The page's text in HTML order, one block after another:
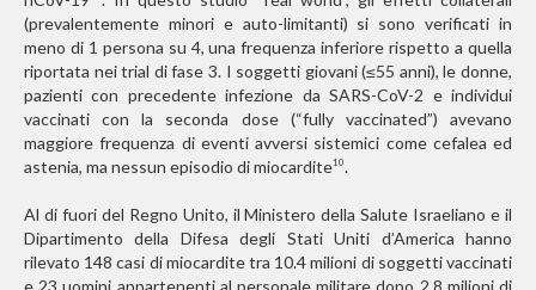
(prevalentemente minori e auto-limitanti) si sono verificati in
meno di 1 persona su 4, una frequenza inferiore rispetto a quella
riportata nei trial di fase 3. I soggetti giovani (≤55 anni), le donne,
pazienti con precedente infezione da SARS-CoV-2 e individui
vaccinati con la seconda dose (“fully vaccinated”) avevano
maggiore frequenza di eventi avversi sistemici come cefalea ed
astenia, ma nessun episodio di miocardite10.
Al di fuori del Regno Unito, il Ministero della Salute Israeliano e il
Dipartimento della Difesa degli Stati Uniti d’America hanno
rilevato 148 casi di miocardite tra 10.4 milioni di soggetti vaccinati
e 23 uomini appartenenti al personale militare dopo 2.8 milioni di